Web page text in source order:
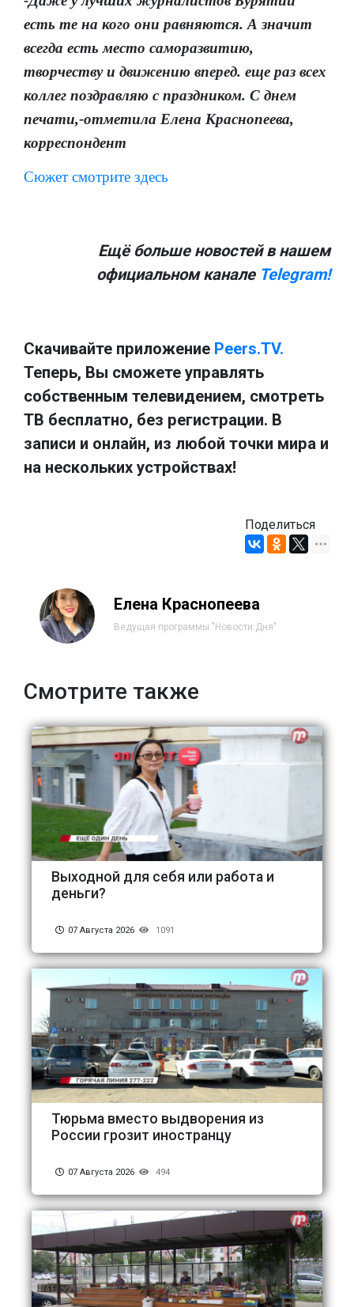
есть те на кого они равняются. А значит
всегда есть место саморазвитию,
творчеству и движению вперед. еще раз всех
коллег поздравляю с праздником. С днем
печати,-отметила Елена Краснопеева,
корреспондент
Сюжет смотрите здесь
Ещё больше новостей в нашем
официальном канале Telegram!
Скачивайте приложение Peers.TV.
Теперь, Вы сможете управлять
собственным телевидением, смотреть
ТВ бесплатно, без регистрации. В
записи и онлайн, из любой точки мира и
на нескольких устройствах!
Поделиться
Елена Краснопеева
Ведущая программы "Новости Дня"
Смотрите также
Выходной для себя или работа и
деньги?
07 Августа 2026 1091
Тюрьма вместо выдворения из
России грозит иностранцу
07 Августа 2026 494